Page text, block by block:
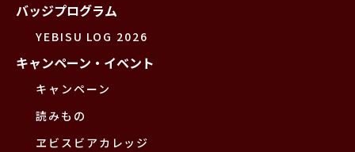
バッジプログラム
YEBISU LOG 2026
キャンペーン・イベント
キャンペーン
読みもの
ヱビスビアカレッジ